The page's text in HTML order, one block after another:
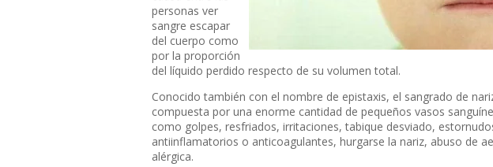
personas ver
sangre escapar
del cuerpo como
por la proporción
del líquido perdido respecto de su volumen total.
Conocido también con el nombre de epistaxis, el sangrado de
compuesta por una enorme cantidad de pequeños vasos
como golpes, resfriados, irritaciones, tabique desviado,
antiinflamatorios o anticoagulantes, hurgarse la nariz, abuso de
alérgica.